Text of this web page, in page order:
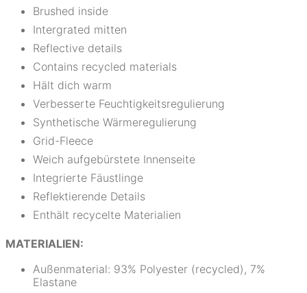
Brushed inside
Intergrated mitten
Reflective details
Contains recycled materials
Hält dich warm
Verbesserte Feuchtigkeitsregulierung
Synthetische Wärmeregulierung
Grid-Fleece
Weich aufgebürstete Innenseite
Integrierte Fäustlinge
Reflektierende Details
Enthält recycelte Materialien
MATERIALIEN:
Außenmaterial: 93% Polyester (recycled), 7%
Elastane